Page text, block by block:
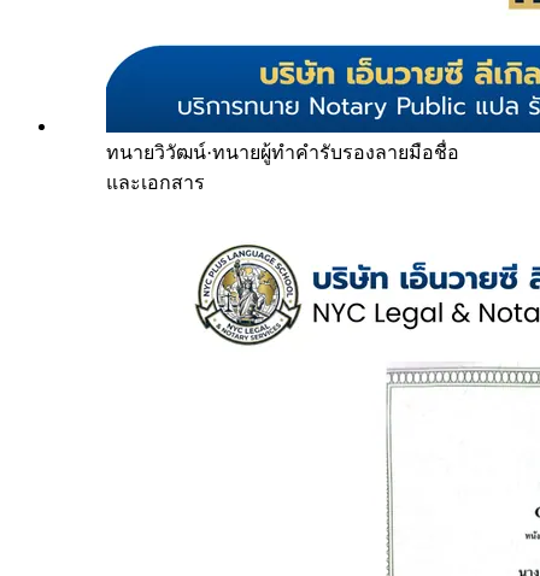
ทนายวิวัฒน์·ทนายผู้ทำคำรับรองลายมือชื่อ
และเอกสาร